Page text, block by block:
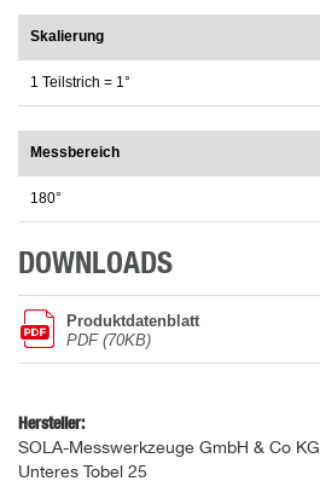
Skalierung
1 Teilstrich = 1°
Messbereich
180°
DOWNLOADS
Produktdatenblatt
PDF (70KB)
Hersteller:
SOLA-Messwerkzeuge GmbH & Co KG
Unteres Tobel 25